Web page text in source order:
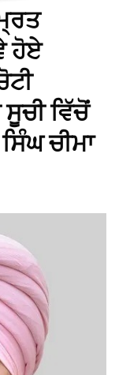
ਹੋਏ
ਸੂਚੀ ਵਿੱਚੋਂ
ਚੀਮਾ